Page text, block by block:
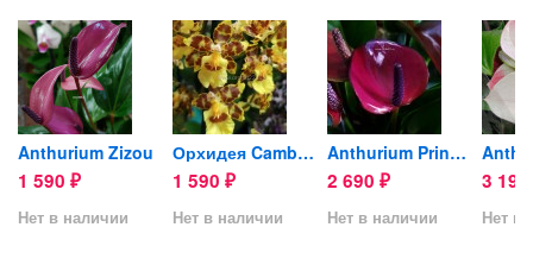
Anthurium Zizou
1 590 ₽
Нет в наличии
Орхидея Cambria (отцвела)
1 590 ₽
Нет в наличии
Anthurium Princess Amalia...
2 690 ₽
Нет в наличии
3 190
Нет в